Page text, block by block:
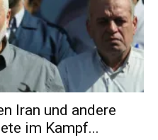
Iran und andere
im Kampf...